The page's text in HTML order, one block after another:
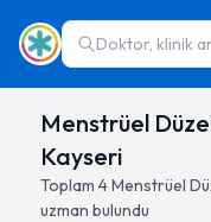
Doktor, klinik
Menstrüel
Kayseri
Toplam 4Menstrüel
uzman bulundu